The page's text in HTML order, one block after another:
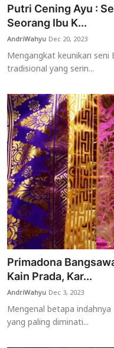
Putri Cening Ayu :
Seorang Ibu K...
AndriWahyu Dec 20, 2023
Mengangkat keunikan
tradisional yang serin...
Primadona
Kain Prada, Kar...
AndriWahyu Dec 3, 2023
Mengenal betapa
yang paling diminati...